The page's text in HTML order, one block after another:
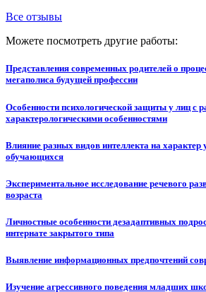
Все отзывы
Можете посмотреть другие работы:
Представления современных родителей о
мегаполиса будущей профессии
Особенности психологической защиты у лиц с
характерологическими особенностями
Влияние разных видов интеллекта на характер
обучающихся
Экспериментальное исследование речевого
возраста
Личностные особенности дезадаптивных
интернате закрытого типа
Выявление информационных предпочтений
Изучение агрессивного поведения младших